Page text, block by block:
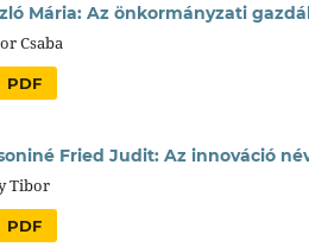
Mária: Az önkormányzati
Csaba
PDF
Fried Judit: Az innováció
Tibor
PDF